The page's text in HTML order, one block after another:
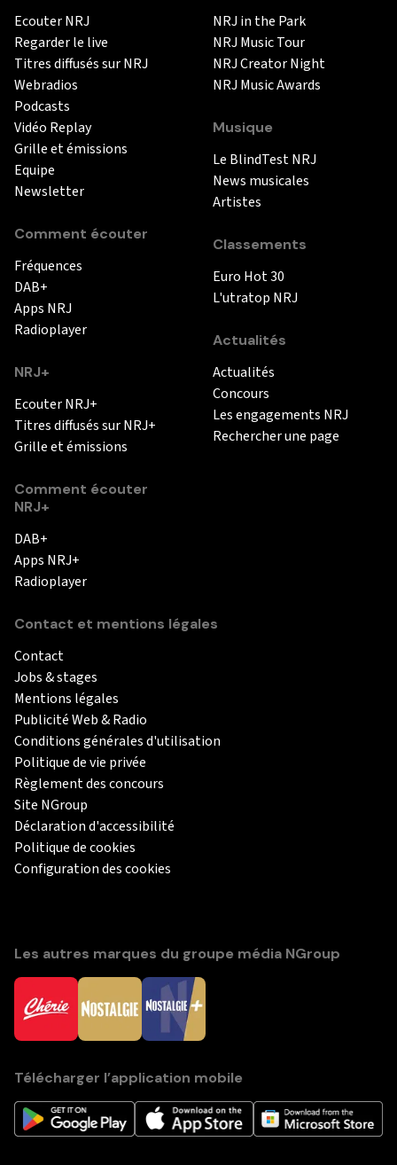
Ecouter NRJ
Regarder le live
Titres diffusés sur NRJ
Webradios
Podcasts
Vidéo Replay
Grille et émissions
Equipe
Newsletter
Comment écouter
Fréquences
DAB+
Apps NRJ
Radioplayer
NRJ+
Ecouter NRJ+
Titres diffusés sur NRJ+
Grille et émissions
Comment écouter
NRJ+
DAB+
Apps NRJ+
Radioplayer
NRJ in the Park
NRJ Music Tour
NRJ Creator Night
NRJ Music Awards
Musique
Le BlindTest NRJ
News musicales
Artistes
Classements
Euro Hot 30
L'utratop NRJ
Actualités
Actualités
Concours
Les engagements NRJ
Rechercher une page
Contact et mentions légales
Contact
Jobs & stages
Mentions légales
Publicité Web & Radio
Conditions générales d'utilisation
Politique de vie privée
Règlement des concours
Site NGroup
Déclaration d'accessibilité
Politique de cookies
Configuration des cookies
Les autres marques du groupe média NGroup
Télécharger l’application mobile